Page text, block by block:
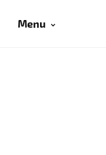
Menu